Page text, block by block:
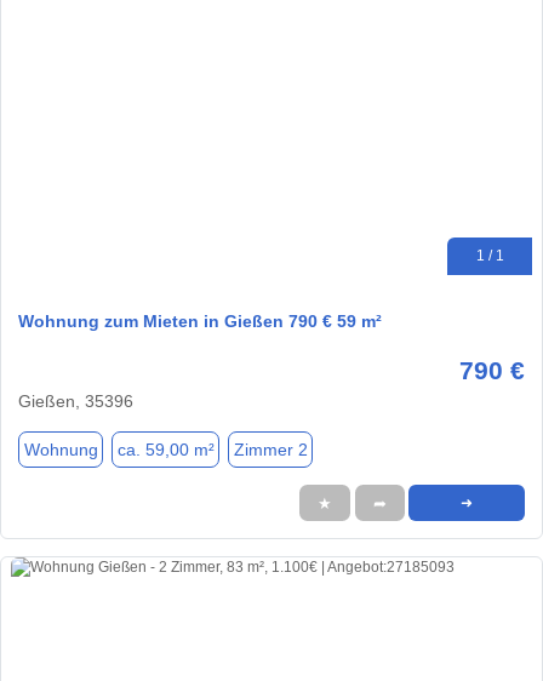
1 / 1
Wohnung zum Mieten in Gießen 790 € 59 m²
790 €
Gießen, 35396
Wohnung ca. 59,00 m² Zimmer 2
★ ➦ ➜